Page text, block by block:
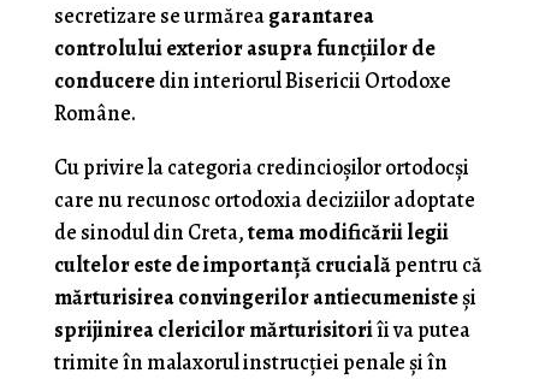
secretizare se urmăreagarantarea
controlului exterior asupra funcţiilor de
conduceredin interiorul Bisericii Ortodoxe
Române.
Cu privire la categoria credincioşilor ortodocşi
care nu recunosc ortodoxia deciziilor adoptate
de sinodul din Creta,tema modificării legii
cultelor este de importanţă crucialăpentru că
mărturisirea convingerilor antiecumenisteşi
sprijinirea clericilor mărturisitoriîi va putea
trimite în malaxorul instrucţiei penale şi în